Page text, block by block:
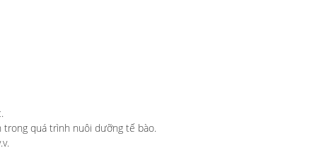
trong quá trình nuôi dưỡng tế bào.